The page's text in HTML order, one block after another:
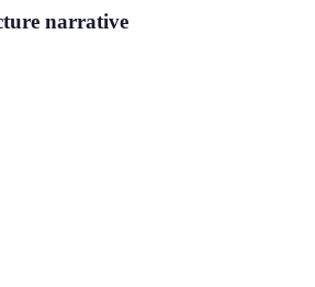
narrative